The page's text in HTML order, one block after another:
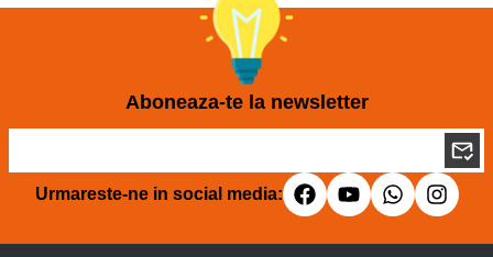
Aboneaza-te la newsletter
Urmareste-ne in social media: